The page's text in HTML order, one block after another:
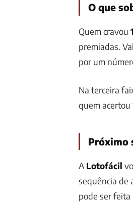
O que
Quem cravou
premiadas.
por um
Na terceira
quem
Próximo
A Lotofácil
sequência de
pode ser feita